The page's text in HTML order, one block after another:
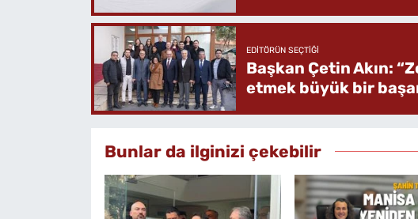
EDITÖRÜN SEÇTIĞI
Başkan Çetin Akın:
etmek büyük bir
Bunlar da ilginizi çekebilir